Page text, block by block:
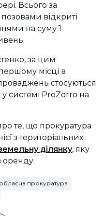
Всього за
відкриті
на суму 1
за цим
місці в
стосуються
системі ProZorro на
те, що прокуратура
з територіальних
ділянку, яку
оренду.
прокуратура